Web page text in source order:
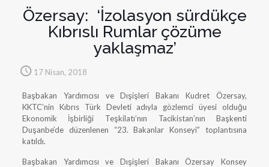
Özersay: ‘İzolasyon sürdükçe
Kıbrıslı Rumlar çözüme
yaklaşmaz’
17 Nisan, 2018
Başbakan Yardımcısı ve Dışişleri Bakanı Kudret Özersay,
KKTC’nin Kıbrıs Türk Devleti adıyla gözlemci üyesi olduğu
Ekonomik İşbirliği Teşkilatı’nın Tacikistan’nın Başkenti
Duşanbe’de düzenlenen “23. Bakanlar Konseyi” toplantısına
katıldı.
Başbakan Yardımcısı ve Dışişleri Bakanı Özersay Konsey